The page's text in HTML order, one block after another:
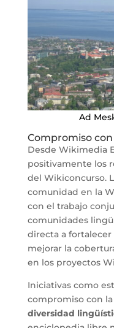
Ad
Compromiso
Desde Wikimedia
positivamente los
del Wikiconcurso.
comunidad en la
con el trabajo
comunidades
directa a
mejorar la
en los proyectos
Iniciativas como
compromiso con la
diversidad